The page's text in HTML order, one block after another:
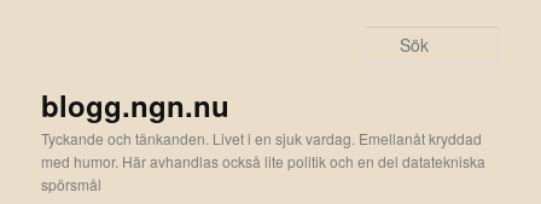
blogg.ngn.nu
Tyckande och tänkanden. Livet i en sjuk vardag. Emellanåt kryddad
med humor. Här avhandlas också lite politik och en del datatekniska
spörsmål